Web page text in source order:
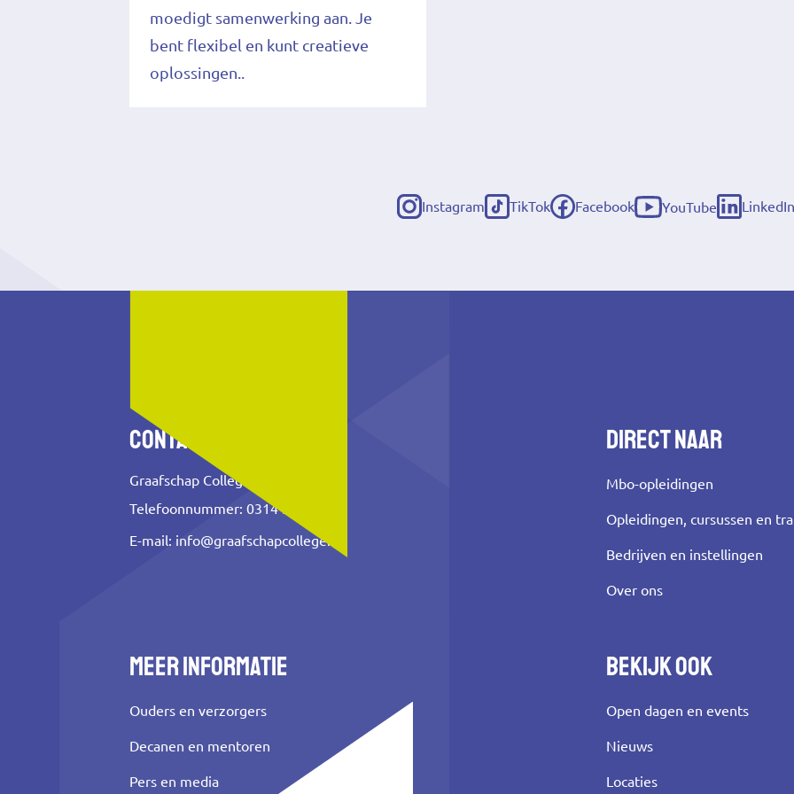
moedigt samenwerking aan. Je
bent flexibel en kunt creatieve
oplossingen..
Instagram
(externe
TikTok
(externe
Facebook
(externe
YouTube
(externe
LinkedIn
(externe
Contact
Graafschap College
Telefoonnummer: 0314 353 500
E-mail: info@graafschapcollege.nl
Direct naar
Mbo-opleidingen
Opleidingen, cursussen en
Bedrijven en instellingen
Over ons
Meer informatie
Ouders en verzorgers
Decanen en mentoren
Pers en media
Bekijk ook
Open dagen en events
Nieuws
Locaties